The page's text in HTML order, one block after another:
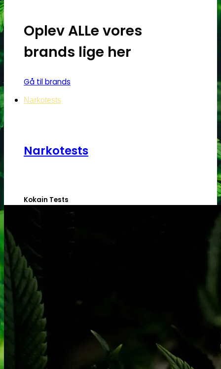
Oplev ALLe vores
brands lige her
Gå til brands
Narkotests
Narkotests
Kokain Tests
Crack renhedhedstest
MDMA
MDMA renhedstest
Ecstasy
Ecstasy renhedstest